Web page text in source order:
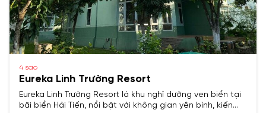
4 sao
Eureka Linh Trường Resort
Eureka Linh Trường Resort là khu nghỉ dưỡng ven biển tại
bãi biển Hải Tiến, nổi bật với không gian yên bình, kiến